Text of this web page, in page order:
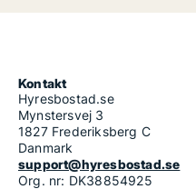
Kontakt
Hyresbostad.se
Mynstersvej 3
1827 Frederiksberg C
Danmark
support@hyresbostad.se
Org. nr: DK38854925